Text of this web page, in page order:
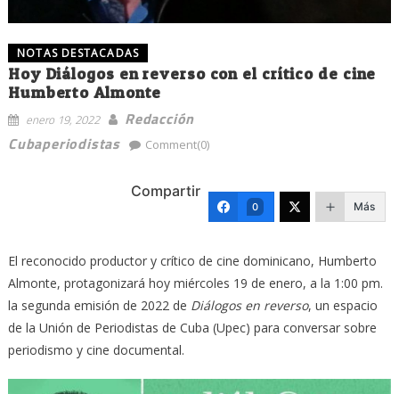
NOTAS DESTACADAS
Hoy Diálogos en reverso con el crítico de cine
Humberto Almonte
enero 19, 2022
Redacción
Cubaperiodistas
Comment(0)
Compartir
0 Más
El reconocido productor y crítico de cine dominicano, Humberto
Almonte, protagonizará hoy miércoles 19 de enero, a la 1:00 pm.
la segunda emisión de 2022 de Diálogos en reverso, un espacio
de la Unión de Periodistas de Cuba (Upec) para conversar sobre
periodismo y cine documental.